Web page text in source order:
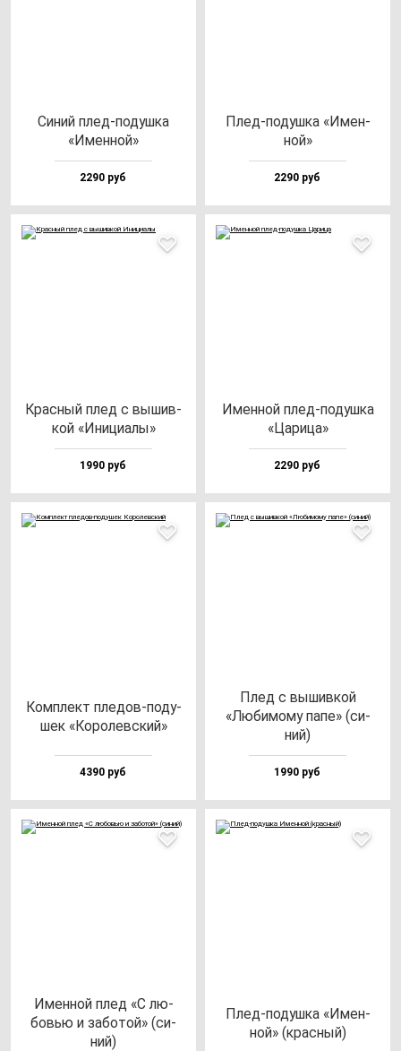
Синий плед-по­душ­ка
«Имен­ной»
2290 руб
Плед-по­душ­ка «Имен­
ной»
2290 руб
Крас­ный плед с вы­шив­
кой «Ини­ци­алы»
1990 руб
Имен­ной плед-по­душ­ка
«Цари­ца»
2290 руб
Ком­плект пле­дов-по­ду­
шек «Коро­лев­ский»
4390 руб
Плед с вы­шив­кой
«Люби­мо­му па­пе» (си­
ний)
1990 руб
Имен­ной плед «С лю­
бовью и за­бо­той» (си­
ний)
Плед-по­душ­ка «Имен­
ной» (крас­ный)